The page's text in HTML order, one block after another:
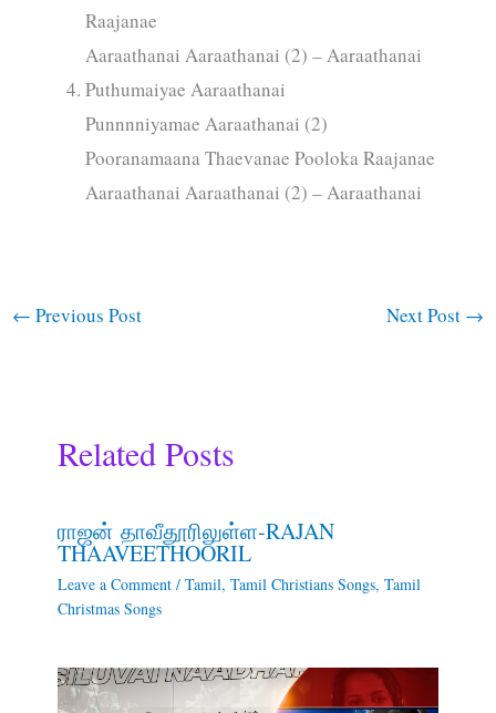
Raajanae
Aaraathanai Aaraathanai (2) – Aaraathanai
Puthumaiyae Aaraathanai
Punnnniyamae Aaraathanai (2)
Pooranamaana Thaevanae Pooloka Raajanae
Aaraathanai Aaraathanai (2) – Aaraathanai
← Previous Post Next Post →
Related Posts
ராஜன் தாவீதூரிலுள்ள-RAJAN
THAAVEETHOORIL
Leave a Comment / Tamil, Tamil Christians Songs, Tamil
Christmas Songs